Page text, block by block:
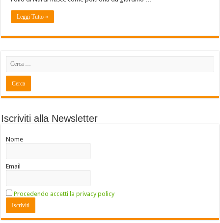
Leggi Tutto »
Iscriviti alla Newsletter
Nome
Email
Procedendo accetti la privacy policy